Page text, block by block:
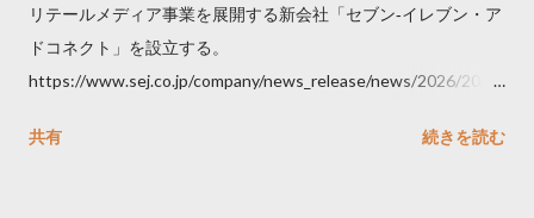
リテールメディア事業を展開する新会社「セブン‐イレブン・ア
ドコネクト」を設立する。
https://www.sej.co.jp/company/news_release/news/2026/2026
共有
続きを読む